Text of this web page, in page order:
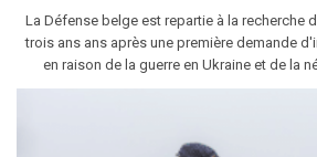
La Défense belge est repartie à la recherche
trois ans ans après une première demande
en raison de la guerre en Ukraine et de la